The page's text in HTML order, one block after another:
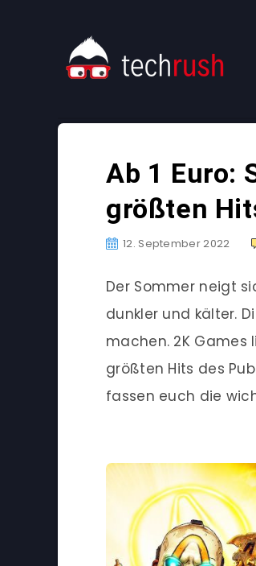
Ab 1 Euro:
größten
12. September 2022
Der Sommer neigt
dunkler und kälter.
machen. 2K Games
größten Hits des
fassen euch die